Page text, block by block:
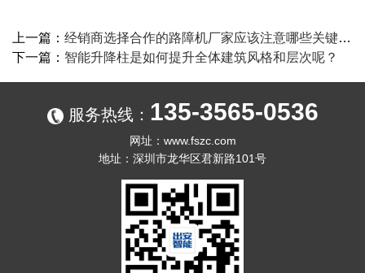
上一篇： 经销商选择合作的路障机厂家应该注意哪些关键因素呢？
下一篇： 智能升降柱是如何提升全体建筑风格和层次呢？
服务热线： 135-3565-0536
网址： www.fszc.com
地址：深圳市龙华区君新路101号